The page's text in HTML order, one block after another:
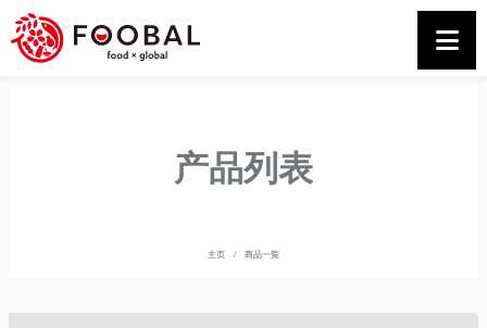
产品列表
主页 商品一覧